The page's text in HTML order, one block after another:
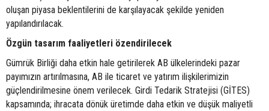
oluşan piyasa beklentilerini de karşılayacak şekilde yeniden
yapılandırılacak.
Özgün tasarım faaliyetleri özendirilecek
Gümrük Birliği daha etkin hale getirilerek AB ülkelerindeki pazar
payımızın artırılmasına, AB ile ticaret ve yatırım ilişkilerimizin
güçlendirilmesine önem verilecek. Girdi Tedarik Stratejisi (GİTES)
kapsamında; ihracata dönük üretimde daha etkin ve düşük maliyetli